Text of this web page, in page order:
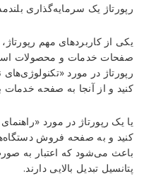
رپورتاژ یک سرمایه‌گذاری
یکی از کاربردهای مهم
صفحات خدمات و محصولات
رپورتاژ در مورد
کنید و از آنجا به صفحه
یا یک رپورتاژ در مورد
کنید و به صفحه فروش
باعث می‌شود که اعتبار به
پتانسیل تبدیل بالایی دارند.